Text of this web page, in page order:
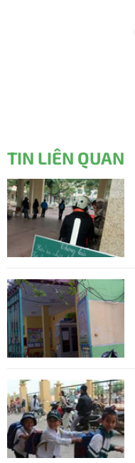
TIN LIÊN QUAN